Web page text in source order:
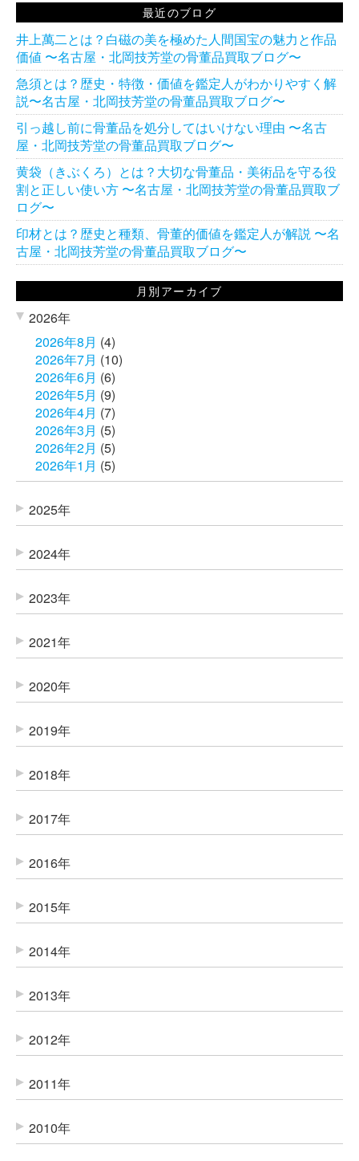
最近のブログ
井上萬二とは？白磁の美を極めた人間国宝の魅力と作品
価値 〜名古屋・北岡技芳堂の骨董品買取ブログ〜
急須とは？歴史・特徴・価値を鑑定人がわかりやすく解
説〜名古屋・北岡技芳堂の骨董品買取ブログ〜
引っ越し前に骨董品を処分してはいけない理由 〜名古
屋・北岡技芳堂の骨董品買取ブログ〜
黄袋（きぶくろ）とは？大切な骨董品・美術品を守る役
割と正しい使い方 〜名古屋・北岡技芳堂の骨董品買取ブ
ログ〜
印材とは？歴史と種類、骨董的価値を鑑定人が解説 〜名
古屋・北岡技芳堂の骨董品買取ブログ〜
月別アーカイブ
2026年
2026年8月 (4)
2026年7月 (10)
2026年6月 (6)
2026年5月 (9)
2026年4月 (7)
2026年3月 (5)
2026年2月 (5)
2026年1月 (5)
2025年
2024年
2023年
2021年
2020年
2019年
2018年
2017年
2016年
2015年
2014年
2013年
2012年
2011年
2010年